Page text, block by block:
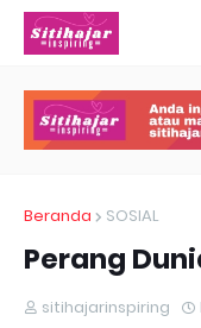
Beranda SOSIAL
Perang
sitihajarinspiring